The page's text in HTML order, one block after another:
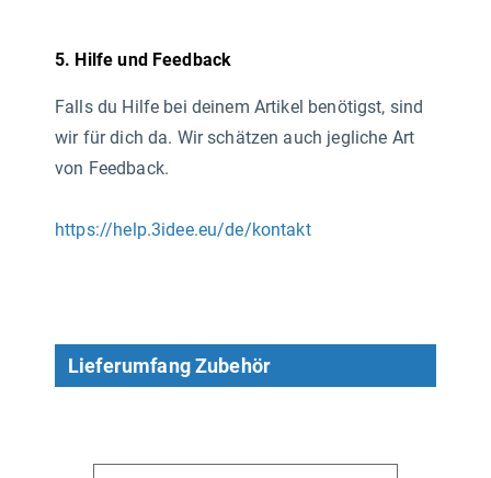
5. Hilfe und Feedback
Falls du Hilfe bei deinem Artikel benötigst, sind
wir für dich da. Wir schätzen auch jegliche Art
von Feedback.
https://help.3idee.eu/de/kontakt
Lieferumfang Zubehör